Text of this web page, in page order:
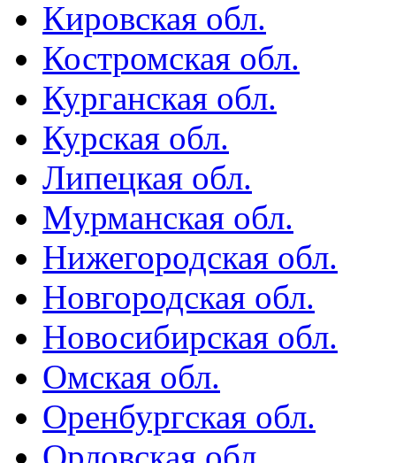
Кировская обл.
Костромская обл.
Курганская обл.
Курская обл.
Липецкая обл.
Мурманская обл.
Нижегородская обл.
Новгородская обл.
Новосибирская обл.
Омская обл.
Оренбургская обл.